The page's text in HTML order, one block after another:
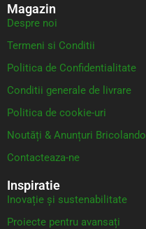
Magazin
Despre noi
Termeni si Conditii
Politica de Confidentialitate
Conditii generale de livrare
Politica de cookie-uri
Noutăți & Anunțuri Bricolando
Contacteaza-ne
Inspiratie
Inovație și sustenabilitate
Proiecte pentru avansați